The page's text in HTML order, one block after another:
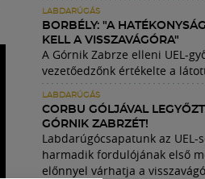
LABDARÚGÁS
BORBÉLY: "A
KELL A VISSZAVÁGÓRA"
A Górnik Zabrze elleni UEL-
vezetőedzőnk értékelte a
LABDARÚGÁS
CORBU GÓLJÁVAL
GÓRNIK ZABRZÉT!
Labdarúgócsapatunk az UEL-
harmadik fordulójának első
előnnyel várhatja a